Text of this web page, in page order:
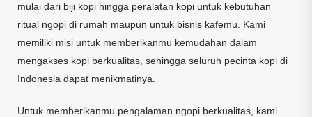
mulai dari biji kopi hingga peralatan kopi untuk kebutuhan
ritual ngopi di rumah maupun untuk bisnis kafemu. Kami
memiliki misi untuk memberikanmu kemudahan dalam
mengakses kopi berkualitas, sehingga seluruh pecinta kopi di
Indonesia dapat menikmatinya.
Untuk memberikanmu pengalaman ngopi berkualitas, kami